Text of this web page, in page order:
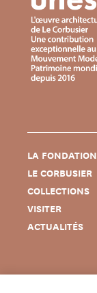
LA FONDATION
LE CORBUSIER
COLLECTIONS
VISITER
ACTUALITÉS